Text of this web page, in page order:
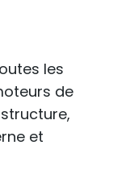
les
de
et